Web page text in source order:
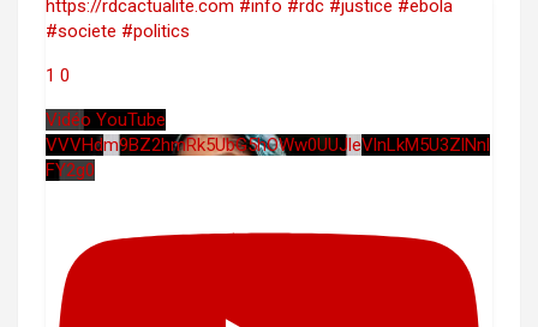
https://rdcactualite.com #info #rdc #justice #ebola
#societe #politics
1 0
Vidéo YouTube
VVVHdm9BZ2hmRk5UbG5hOWw0UUJleVlnLkM5U3ZlNnl
FY2g0